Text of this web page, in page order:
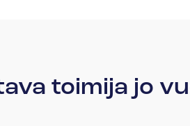
toimija jo